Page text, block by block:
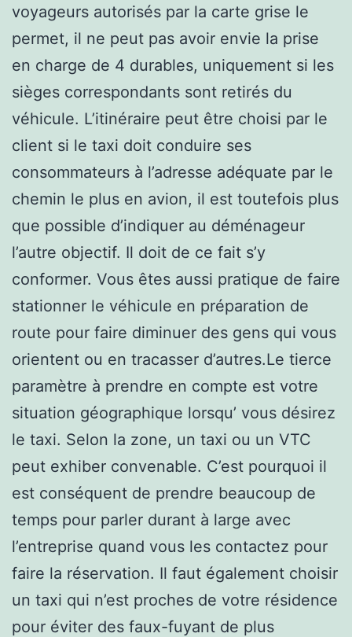
voyageurs autorisés par la carte grise le
permet, il ne peut pas avoir envie la prise
en charge de 4 durables, uniquement si les
sièges correspondants sont retirés du
véhicule. L’itinéraire peut être choisi par le
client si le taxi doit conduire ses
consommateurs à l’adresse adéquate par le
chemin le plus en avion, il est toutefois plus
que possible d’indiquer au déménageur
l’autre objectif. Il doit de ce fait s’y
conformer. Vous êtes aussi pratique de faire
stationner le véhicule en préparation de
route pour faire diminuer des gens qui vous
orientent ou en tracasser d’autres.Le tierce
paramètre à prendre en compte est votre
situation géographique lorsqu’ vous désirez
le taxi. Selon la zone, un taxi ou un VTC
peut exhiber convenable. C’est pourquoi il
est conséquent de prendre beaucoup de
temps pour parler durant à large avec
l’entreprise quand vous les contactez pour
faire la réservation. Il faut également choisir
un taxi qui n’est proches de votre résidence
pour éviter des faux-fuyant de plus